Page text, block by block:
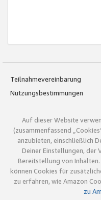
Teilnahmevereinbarung
Nutzungsbestimmungen
Auf dieser Website
(zusammenfassend
anzubieten, einschließlich
Deiner Einstellungen, der
Bereitstellung von
können Cookies für
zu erfahren, wie Amazon
zu